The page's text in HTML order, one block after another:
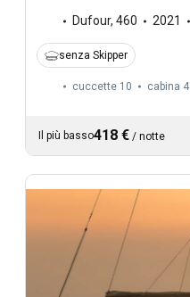
Dufour, 460 2021
senza Skipper
cuccette 10 cabina 4
Il più basso418 € / notte